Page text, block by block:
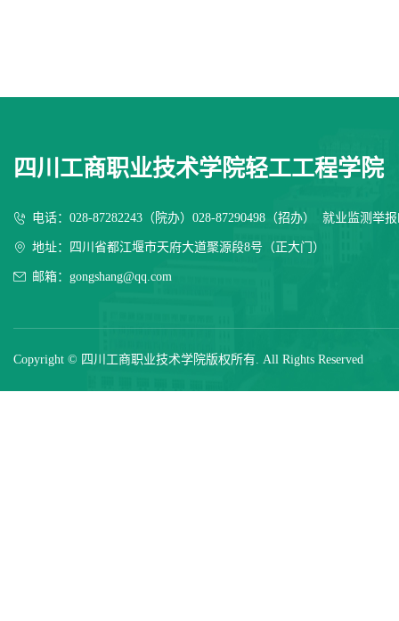
四川工商职业技术学院轻工工程学院
电话：028-87282243（院办）028-87290498（招办） 就业监测举报
地址：四川省都江堰市天府大道聚源段8号（正大门）
邮箱：gongshang@qq.com
Copyright © 四川工商职业技术学院版权所有. All Rights Reserved